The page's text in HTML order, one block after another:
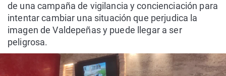
de una campaña de vigilancia y concienciación para
intentar cambiar una situación que perjudica la
imagen de Valdepeñas y puede llegar a ser
peligrosa.